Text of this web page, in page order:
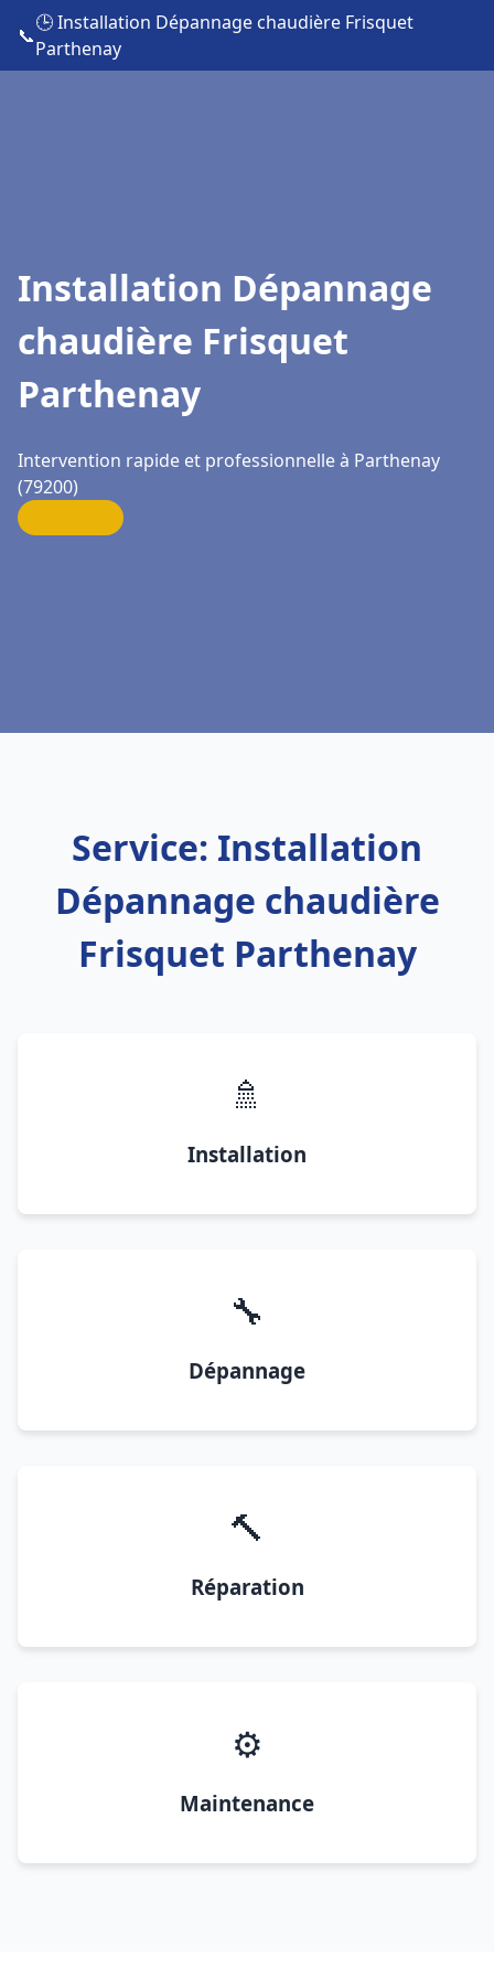
📞
🕒 Installation Dépannage chaudière Frisquet
Parthenay
Installation Dépannage
chaudière Frisquet
Parthenay
Intervention rapide et professionnelle à Parthenay
(79200)
Service: Installation
Dépannage chaudière
Frisquet Parthenay
🚿
Installation
🔧
Dépannage
🔨
Réparation
⚙️
Maintenance